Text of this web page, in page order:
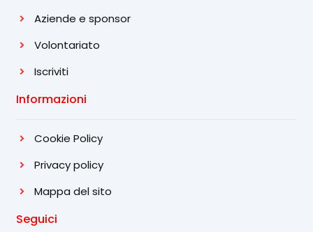
Aziende e sponsor
Volontariato
Iscriviti
Informazioni
Cookie Policy
Privacy policy
Mappa del sito
Seguici